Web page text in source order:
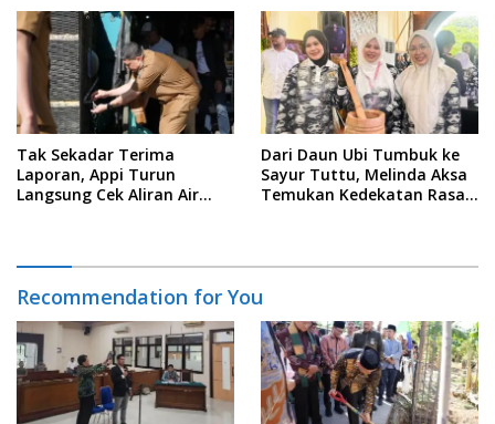
Data
Tak Sekadar Terima
Laporan, Appi Turun
Langsung Cek Aliran Air
Dari Daun Ubi Tumbuk ke
Sayur Tuttu, Melinda Aksa
Temukan Kedekatan Rasa
Recommendation for You